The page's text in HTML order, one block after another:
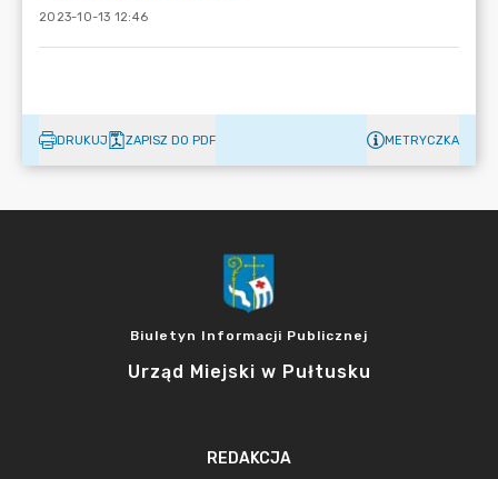
2023-10-13 12:46
DRUKUJ ZAPISZ DO PDF METRYCZKA
Biuletyn Informacji Publicznej
Urząd Miejski w Pułtusku
REDAKCJA